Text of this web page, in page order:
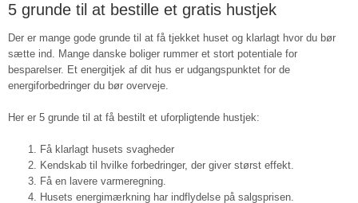
5 grunde til at bestille et gratis hustjek
Der er mange gode grunde til at få tjekket huset og klarlagt hvor du bør
sætte ind. Mange danske boliger rummer et stort potentiale for
besparelser. Et energitjek af dit hus er udgangspunktet for de
energiforbedringer du bør overveje.
Her er 5 grunde til at få bestilt et uforpligtende hustjek:
Få klarlagt husets svagheder
Kendskab til hvilke forbedringer, der giver størst effekt.
Få en lavere varmeregning.
Husets energimærkning har indflydelse på salgsprisen.